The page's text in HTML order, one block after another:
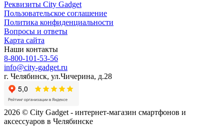
Реквизиты City Gadget
Пользовательское соглашение
Политика конфиденциальности
Вопросы и ответы
Карта сайта
Наши контакты
8-800-101-53-56
info@city-gadget.ru
г. Челябинск, ул.Чичерина, д.28
2026 © City Gadget - интернет-магазин смартфонов и
аксессуаров в Челябинске